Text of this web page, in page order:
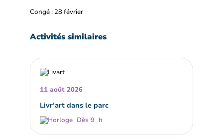
Congé : 28 février
Activités similaires
11 août 2026
Livr’art dans le parc
Dès 9 h